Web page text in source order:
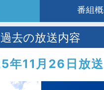
年11月26日放送